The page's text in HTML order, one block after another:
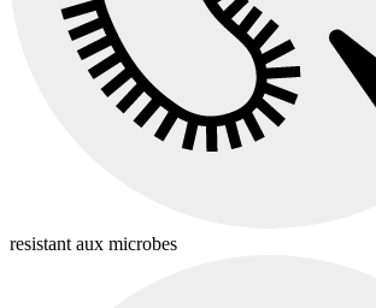
resistant aux microbes